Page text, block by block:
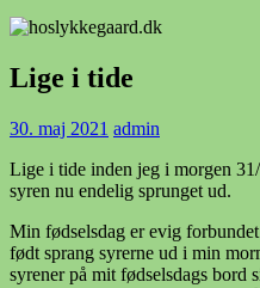
Lige i tide
30. maj 2021 admin
Lige i tide inden jeg i morgen
syren nu endelig sprunget ud.
Min fødselsdag er evig
født sprang syrerne ud i min
syrener på mit fødselsdags bord